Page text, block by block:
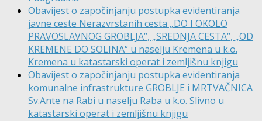
Obavijest o započinjanju postupka evidentiranja
javne ceste Nerazvrstanih cesta „DO I OKOLO
PRAVOSLAVNOG GROBLJA“, „SREDNJA CESTA“, „OD
KREMENE DO SOLINA“ u naselju Kremena u k.o.
Kremena u katastarski operat i zemljišnu knjigu
Obavijest o započinjanju postupka evidentiranja
komunalne infrastrukture GROBLJE i MRTVAČNICA
Sv.Ante na Rabi u naselju Raba u k.o. Slivno u
katastarski operat i zemljišnu knjigu